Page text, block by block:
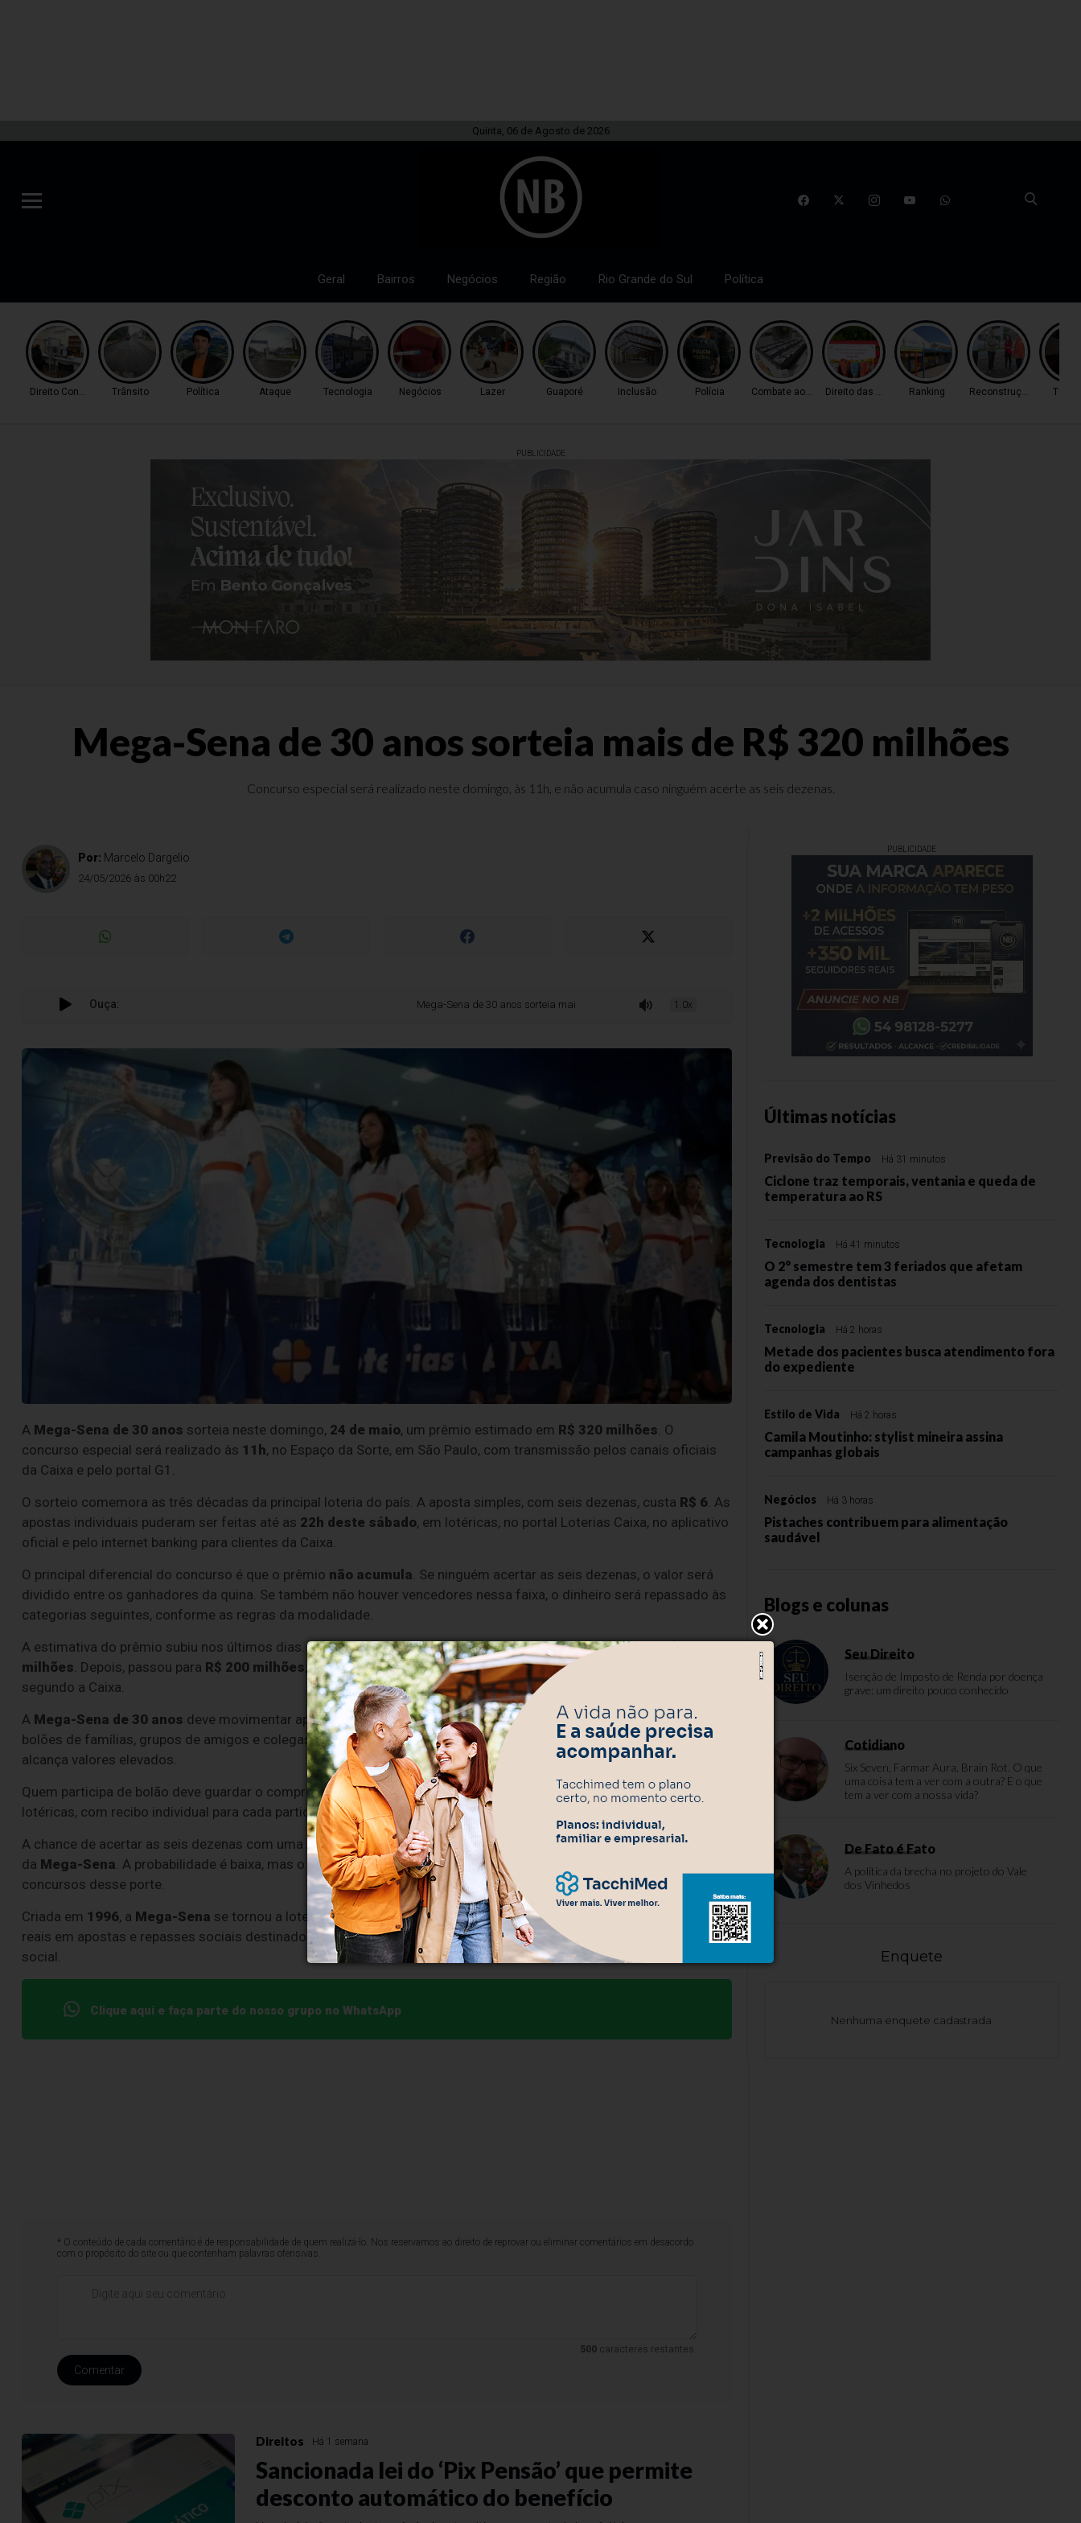
Quinta, 06 de Agosto de 2026
Geral Bairros Negócios Região Rio Grande do Sul Política
Direito ConsumidorTrânsito Política Ataque Tecnologia Negócios Lazer Guaporé Inclusão Polícia Combate ao TráficoDireito das MulheresRanking Reconstrução
PUBLICIDADE
Mega-Sena de 30 anos sorteia mais de R$ 320 milhões
Concurso especial será realizado neste domingo, às 11h, e não acumula caso ninguém acerte as seis dezenas.
Por: Marcelo Dargelio
24/05/2026 às 00h22
Ouça: Mega-Sena de 30 anos sorteia mais de R$ 320 milhões 1.0x
A Mega-Sena de 30 anos sorteia neste domingo, 24 de maio, um prêmio estimado em R$ 320 milhões . O
concurso especial será realizado às 11h, no Espaço da Sorte, em São Paulo, com transmissão pelos canais oficiais
da Caixa e pelo portal G1.
O sorteio comemora as três décadas da principal loteria do país. A aposta simples, com seis dezenas, custa R$ 6 . As
apostas individuais puderam ser feitas até as 22h deste sábado, em lotéricas, no portal Loterias Caixa, no aplicativo
oficial e pelo internet banking para clientes da Caixa.
O principal diferencial do concurso é que o prêmio não acumula . Se ninguém acertar as seis dezenas, o valor será
dividido entre os ganhadores da quina. Se também não houver vencedores nessa faixa, o dinheiro será repassado às
categorias seguintes, conforme as regras da modalidade.
A estimativa do prêmio subiu nos últimos dias. O valor inicial previsto para a edição comemorativa era deR$ 150
milhões . Depois, passou para R$ 200 milhões, chegou aR$ 300 milhõese foi atualizado para
segundo a Caixa.
A Mega-Sena de 30 anos deve movimentar apostadores em todo o país. Concursos especiais costumam atrair
bolões de famílias, grupos de amigos e colegas de trabalho, além de pessoas que apostam apenas quando o prêmio
alcança valores elevados.
Quem participa de bolão deve guardar o comprovante da cota. A Caixa permite o registro oficial de bolões em
lotéricas, com recibo individual para cada participante. Esse documento é a garantia em caso de premiação.
A chance de acertar as seis dezenas com uma aposta simples é de1 em 50.063.860
, segundo as regras tradicionais
da Mega-Sena . A probabilidade é baixa, mas o tamanho do prêmio ajuda a explicar a procura por apostas em
concursos desse porte.
Criada em 1996, a Mega-Sena se tornou a loteria mais popular do Brasil. Em três décadas, movimentou bilhões de
reais em apostas e repasses sociais destinados a áreas como esporte, educação, cultura, segurança e seguridade
social.
Clique aqui e faça parte do nosso grupo no WhatsApp
* O conteúdo de cada comentário é de responsabilidade de quem realizá-lo. Nos reservamos ao direito de reprovar ou eliminar comentários em desacordo
com o propósito do site ou que contenham palavras ofensivas.
500caracteres restantes.
Comentar
Direitos Há 1 semana
Sancionada lei do ‘Pix Pensão’ que permite
desconto automático do benefício
PUBLICIDADE
Últimas notícias
Previsão do Tempo Há 31 minutos
Ciclone traz temporais, ventania e queda de
temperatura ao RS
Tecnologia Há 41 minutos
O 2° semestre tem 3 feriados que afetam
agenda dos dentistas
Tecnologia Há 2 horas
Metade dos pacientes busca atendimento fora
do expediente
Estilo de Vida Há 2 horas
Camila Moutinho: stylist mineira assina
campanhas globais
Negócios Há 3 horas
Pistaches contribuem para alimentação
saudável
Blogs e colunas
Seu Direito
Isenção de Imposto de Renda por doença
grave: um direito pouco conhecido
Cotidiano
Six Seven, Farmar Aura, Brain Rot. O que
uma coisa tem a ver com a outra? E o que
tem a ver com a nossa vida?
De Fato é Fato
A política da brecha no projeto do Vale
dos Vinhedos
Enquete
Nenhuma enquete cadastrada